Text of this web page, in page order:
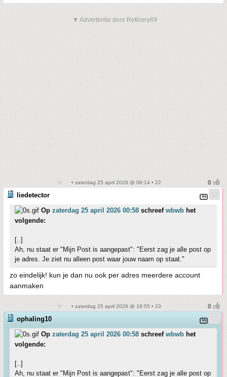
▼ Advertentie door Refinery89
• zaterdag 25 april 2026 @ 08:14 • 22
liedetector
Op zaterdag 25 april 2026 00:58 schreef wbwb het
volgende:
[..]
Ah, nu staat er "Mijn Post is aangepast": "Eerst zag je alle post op
je adres. Je ziet nu alleen post waar jouw naam op staat."
zo eindelijk! kun je dan nu ook per adres meerdere account
aanmaken
• zaterdag 25 april 2026 @ 18:55 • 23
ophaling10
Op zaterdag 25 april 2026 00:58 schreef wbwb het
volgende:
[..]
Ah, nu staat er "Mijn Post is aangepast": "Eerst zag je alle post op